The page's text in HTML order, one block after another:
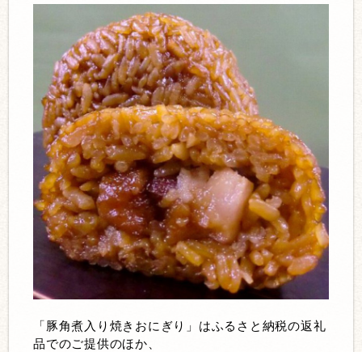
「豚角煮入り焼きおにぎり」はふるさと納税の返礼
品でのご提供のほか、